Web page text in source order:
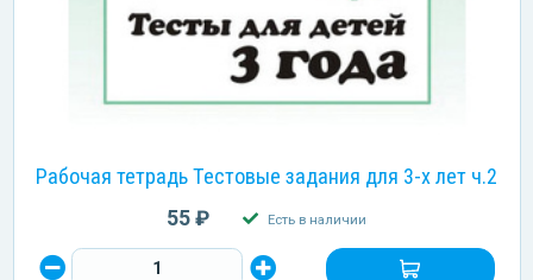
Рабочая тетрадь Тестовые задания для 3-х лет ч.2
55 ₽ Есть в наличии